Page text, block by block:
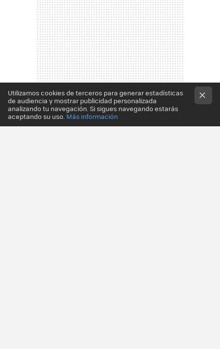
Utilizamos cookies de terceros para generar estadísticas
de audiencia y mostrar publicidad personalizada
analizando tu navegación. Si sigues navegando estarás
aceptando su uso. Más información